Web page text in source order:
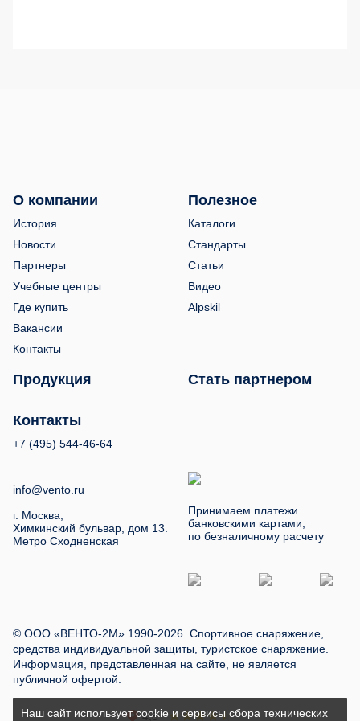
О компании
История
Новости
Партнеры
Учебные центры
Где купить
Вакансии
Контакты
Полезное
Каталоги
Стандарты
Статьи
Видео
Alpskil
Продукция Стать партнером
Контакты
+7 (495) 544-46-64
info@vento.ru
г. Москва,
Химкинский бульвар, дом 13.
Метро Сходненская
Принимаем платежи
банковскими картами,
по безналичному расчету
© ООО «ВЕНТО-2М» 1990-2026. Спортивное снаряжение,
средства индивидуальной защиты, туристское снаряжение.
Информация, представленная на сайте, не является
публичной офертой.
Наш сайт использует cookie и сервисы сбора технических